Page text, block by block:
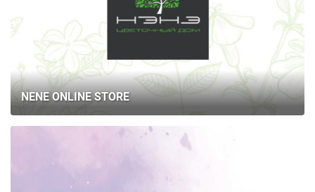
NENE ONLINE STORE